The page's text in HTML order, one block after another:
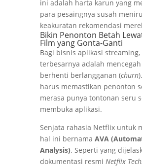
ini adalah harta karun yang
para pesaingnya susah meniru
keakuratan rekomendasi
Bikin Penonton Betah
Film yang Gonta-Ganti
Bagi bisnis aplikasi
terbesarnya adalah
berhenti berlangganan (churn
harus memastikan penonton
merasa punya tontonan seru
membuka aplikasi.
Senjata rahasia Netflix untuk
hal ini bernama AVA
Analysis). Seperti yang
dokumentasi resmi Netflix